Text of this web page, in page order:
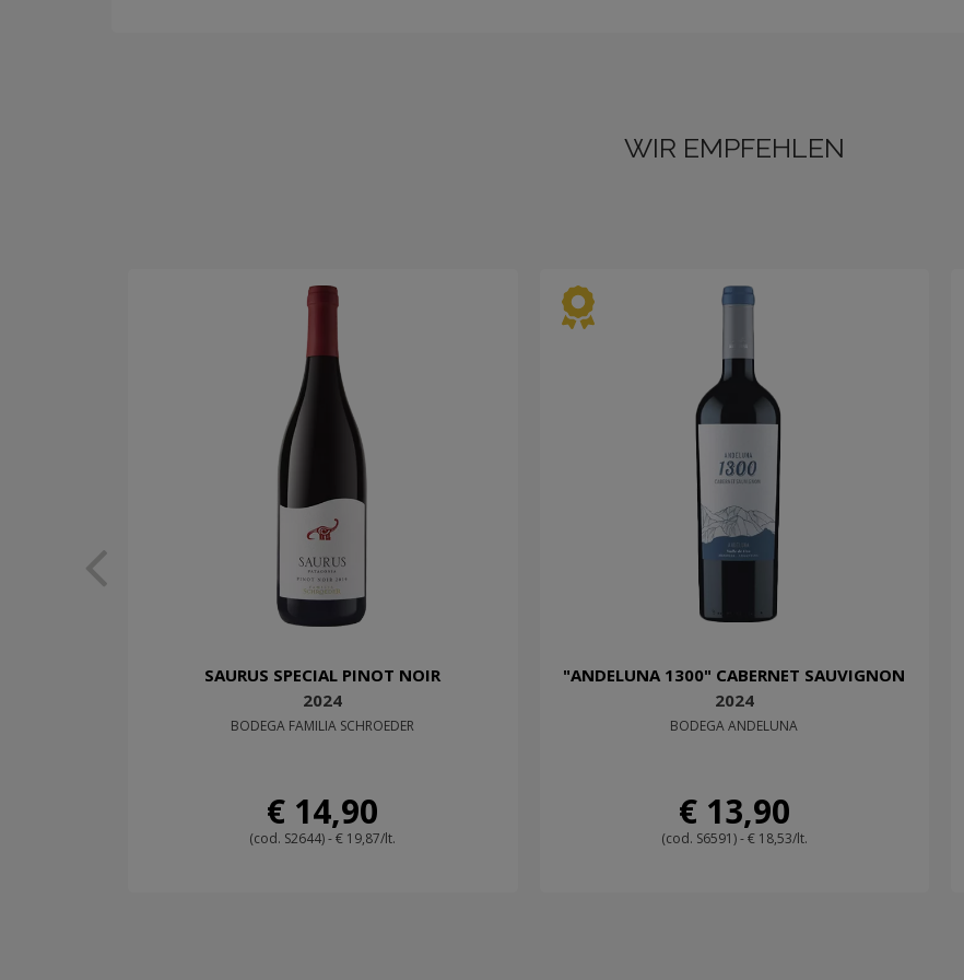
WIR EMPFEHLEN
SAURUS SPECIAL PINOT NOIR
2024
BODEGA FAMILIA SCHROEDER
€ 14,90
(cod. S2644) - € 19,87/lt.
"ANDELUNA 1300" CABERNET SAUVIGNON
2024
BODEGA ANDELUNA
€ 13,90
(cod. S6591) - € 18,53/lt.